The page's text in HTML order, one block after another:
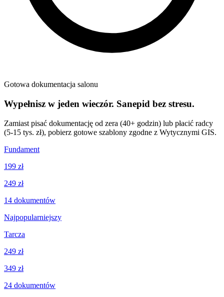
Gotowa dokumentacja salonu
Wypełnisz w jeden wieczór. Sanepid bez stresu.
Zamiast pisać dokumentację od zera (40+ godzin) lub płacić radcy
(5-15 tys. zł), pobierz gotowe szablony zgodne z Wytycznymi GIS.
Fundament
199 zł
249 zł
14 dokumentów
Najpopularniejszy
Tarcza
249 zł
349 zł
24 dokumentów